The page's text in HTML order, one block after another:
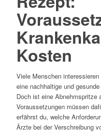
Kosten
Viele Menschen
eine nachhaltige und
Doch ist eine Abnehmspritze
Voraussetzungen müssen
erfährst du, welche
Ärzte bei der Verschreibung